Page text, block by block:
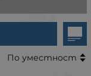
По уместност